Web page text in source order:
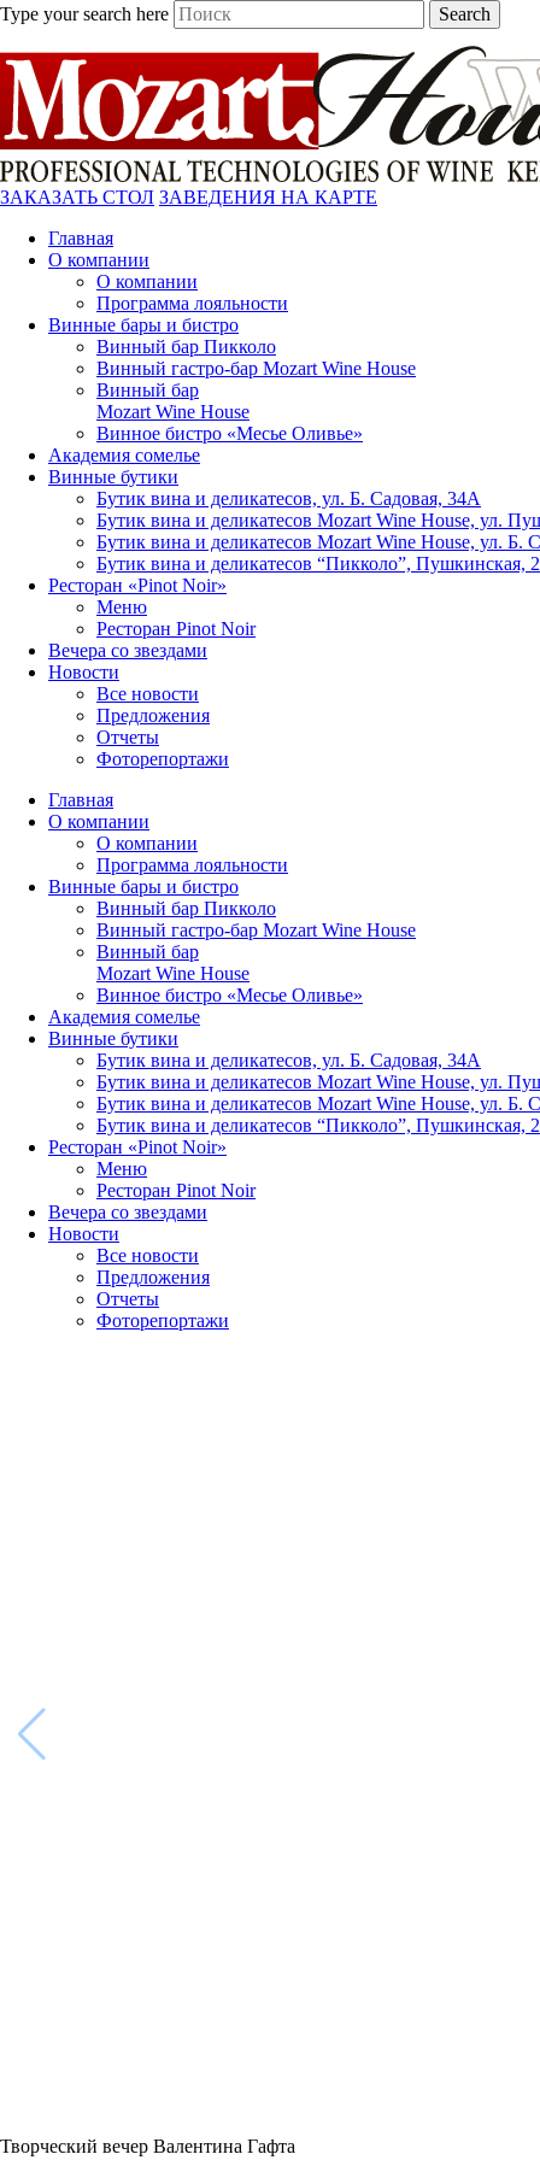
Type your search here Search
ЗАКАЗАТЬ СТОЛ ЗАВЕДЕНИЯ НА КАРТЕ
Главная
О компании
О компании
Программа лояльности
Винные бары и бистро
Винный бар Пикколо
Винный гастро-бар Mozart Wine House
Винный бар
Mozart Wine House
Винное бистро «Месье Оливье»
Академия сомелье
Винные бутики
Бутик вина и деликатесов, ул. Б. Садовая, 34А
Бутик вина и деликатесов Mozart Wine House, ул.
Бутик вина и деликатесов Mozart Wine House, ул. Б.
Бутик вина и деликатесов “Пикколо”, Пушкинская,
Ресторан «Pinot Noir»
Меню
Ресторан Pinot Noir
Вечера со звездами
Новости
Все новости
Предложения
Отчеты
Фоторепортажи
Главная
О компании
О компании
Программа лояльности
Винные бары и бистро
Винный бар Пикколо
Винный гастро-бар Mozart Wine House
Винный бар
Mozart Wine House
Винное бистро «Месье Оливье»
Академия сомелье
Винные бутики
Бутик вина и деликатесов, ул. Б. Садовая, 34А
Бутик вина и деликатесов Mozart Wine House, ул.
Бутик вина и деликатесов Mozart Wine House, ул. Б.
Бутик вина и деликатесов “Пикколо”, Пушкинская,
Ресторан «Pinot Noir»
Меню
Ресторан Pinot Noir
Вечера со звездами
Новости
Все новости
Предложения
Отчеты
Фоторепортажи
Творческий вечер Валентина Гафта